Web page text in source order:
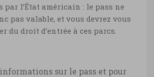
par l’État américain : le pass ne
pas valable, et vous devrez vous
du droit d’entrée à ces parcs.
sur le pass et pour